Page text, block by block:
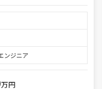
ンジニア
万円